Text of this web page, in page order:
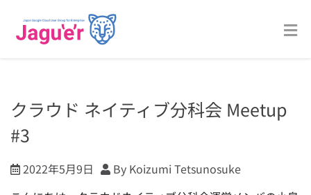
クラウド ネイティブ分科会 Meetup
#3
2022年5月9日
By Koizumi Tetsunosuke